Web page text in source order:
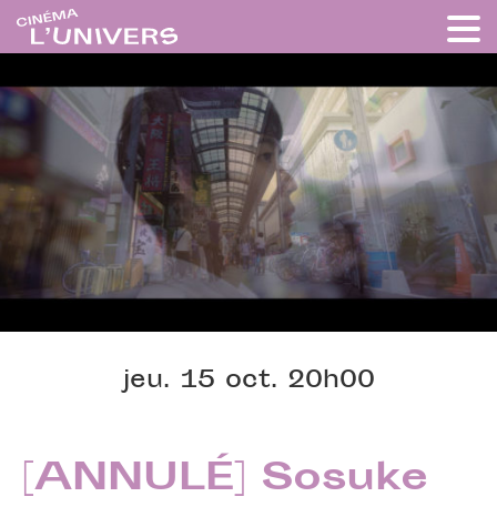
jeu. 15 oct. 20h00
[ANNULÉ] Sosuke